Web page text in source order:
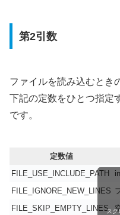
第2引数
ファイルを読み込むとき
下記の定数をひとつ指定
です。
定数値
FILE_USE_INCLUDE_PATH
FILE_IGNORE_NEW_LINES
FILE_SKIP_EMPTY_LINESスク